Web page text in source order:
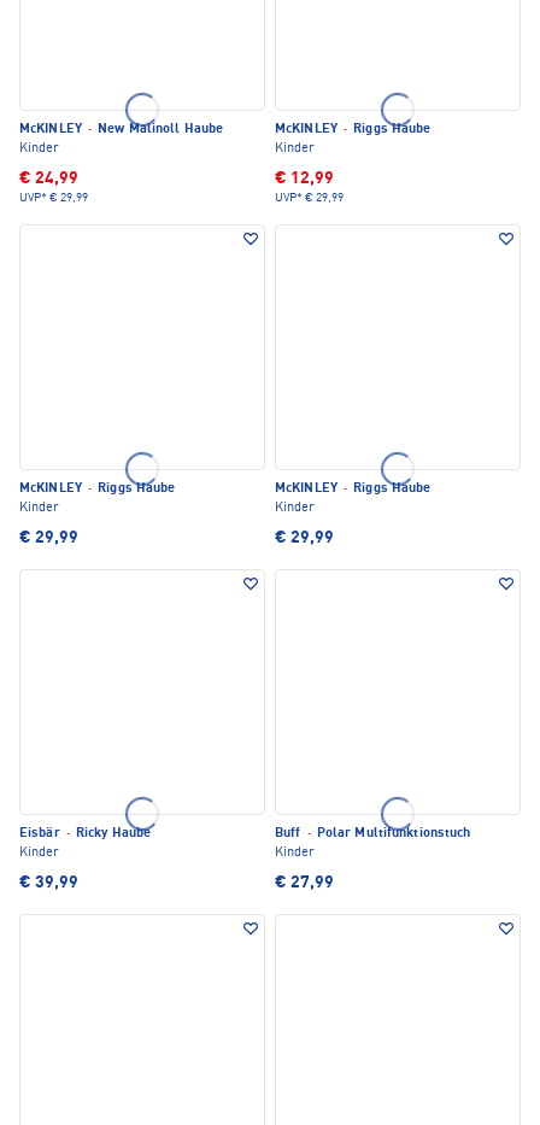
McKINLEY · New Malinoll Haube
Kinder
€ 24,99
UVP* € 29,99
McKINLEY · Riggs Haube
Kinder
€ 12,99
UVP* € 29,99
McKINLEY · Riggs Haube
Kinder
€ 29,99
McKINLEY · Riggs Haube
Kinder
€ 29,99
Eisbär · Ricky Haube
Kinder
€ 39,99
Buff · Polar Multifunktionstuch
Kinder
€ 27,99